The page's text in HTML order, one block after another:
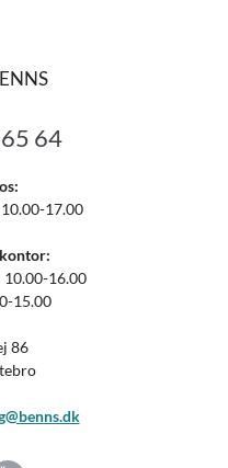
64
17.00
10.00-16.00
15.00
86